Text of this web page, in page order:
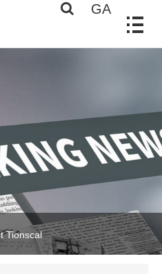
GA
Tionscal